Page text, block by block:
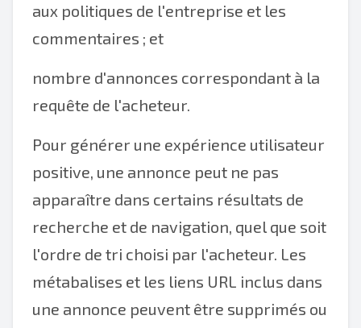
aux politiques de l'entreprise et les
commentaires ; et
nombre d'annonces correspondant à la
requête de l'acheteur.
Pour générer une expérience utilisateur
positive, une annonce peut ne pas
apparaître dans certains résultats de
recherche et de navigation, quel que soit
l'ordre de tri choisi par l'acheteur. Les
métabalises et les liens URL inclus dans
une annonce peuvent être supprimés ou